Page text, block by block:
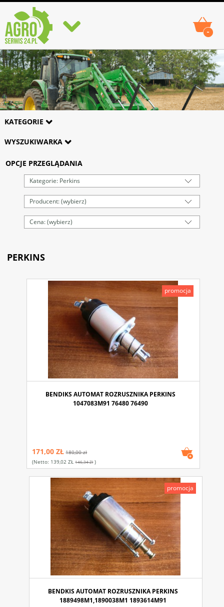
-
KATEGORIE
WYSZUKIWARKA
OPCJE PRZEGLĄDANIA
Kategorie: Perkins
Producent: (wybierz)
Cena: (wybierz)
PERKINS
BENDIKS AUTOMAT ROZRUSZNIKA PERKINS
1047083M91 76480 76490
171,00 ZŁ 180,00 zł
(netto: 139,02 ZŁ 146,34 Zł)
promocja
BENDKIS AUTOMAT ROZRUSZNIKA PERKINS
1889498M1,1890038M1 1893614M91
promocja